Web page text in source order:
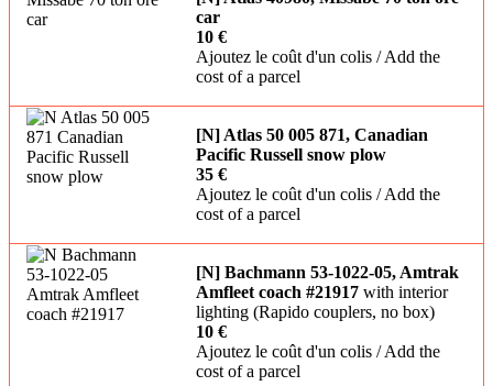
car
10 €
Ajoutez le coût d'un colis / Add the
cost of a parcel
[N] Atlas 50 005 871, Canadian
Pacific Russell snow plow
35 €
Ajoutez le coût d'un colis / Add the
cost of a parcel
[N] Bachmann 53-1022-05, Amtrak
Amfleet coach #21917 with interior
lighting (Rapido couplers, no box)
10 €
Ajoutez le coût d'un colis / Add the
cost of a parcel